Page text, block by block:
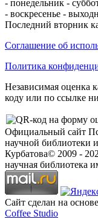
- понедельник -
- воскресенье -
Последний вторник
Соглашение об
Политика
Независимая оценка
коду или по ссылке
Официальный сайт
научной библиотеки
Курбатова© 2009 -
научная библиотека
Сайт сделан на
Coffee Studio